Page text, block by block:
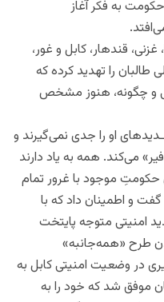
به فکر آغاز
قندهار، کابل و غور،
را تهدید کرده که
و چگونه، هنوز مشخص
او را جدی نمی‌گیرند و
می‌کند. همه به یاد دارند
موجود با غرور تمام
و اطمینان داد که با
امنیتی متوجه پایتخت
طرح «همه‌جانبه»
در وضعیت امنیتی کابل به
موفق شد که خود را به